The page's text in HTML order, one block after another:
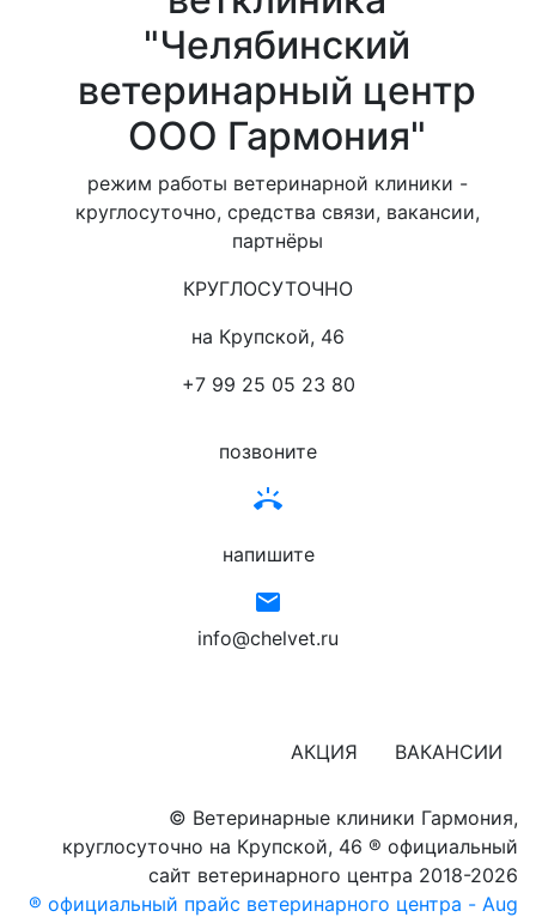
"Челябинский
ветеринарный центр
ООО Гармония"
режим работы ветеринарной клиники -
круглосуточно, средства связи, вакансии,
партнёры
КРУГЛОСУТОЧНО
на Крупской, 46
+7 99 25 05 23 80
позвоните
ring_volume
напишите
email
info@chelvet.ru
АКЦИЯ ВАКАНСИИ
© Ветеринарные клиники Гармония,
круглосуточно на Крупской, 46 ® официальный
сайт ветеринарного центра 2018-2026
® официальный прайс ветеринарного центра - Aug